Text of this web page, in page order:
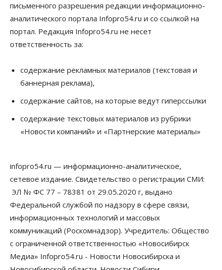
Недвижимость
Открыты продажи квартир нового дома в
квартале «Цветной бульвар» ГК «Расцветай»
05 Августа 2026, 13:23
Власть Общество
Ночные маршруты автобусов предлагают ввести
в Новосибирской области
Право&Порядок
Новосибирец пытался провезти из Таиланда
кондитерские изделия с наркотиками
Бизнес Власть
Более 400 новосибирских компаний
вывели зарплату сотрудников «из тени»
05 Августа 2026, 12:00
Бизнес Недвижимость
Новосибирское правительство требует 226 млн со
строителя экстрим-центра
05 Августа 2026, 11:30
Общество
письменного разрешения редакции информационно-
аналитического портала Infopro54.ru и со ссылкой на
портал. Редакция Infopro54.ru не несет
ответственность за:
содержание рекламных материалов (текстовая и
баннерная реклама),
содержание сайтов, на которые ведут гиперссылки
содержание текстовых материалов из рубрики
«Новости компаний» и «Партнерские материалы»
infopro54.ru — информационно-аналитическое,
сетевое издание. Свидетельство о регистрации СМИ:
ЭЛ № ФС 77 – 78381 от 29.05.2020 г, выдано
Федеральной службой по надзору в сфере связи,
информационных технологий и массовых
коммуникаций (Роскомнадзор). Учредитель: Общество
с ограниченной ответственностью «Новосибирск
Медиа» Infopro54.ru - Новости Новосибирска и